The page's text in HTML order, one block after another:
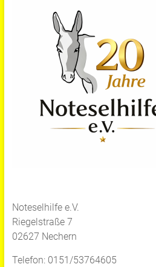
Noteselhilfe e.V.
Riegelstraße 7
02627 Nechern
Telefon: 0151/53764605